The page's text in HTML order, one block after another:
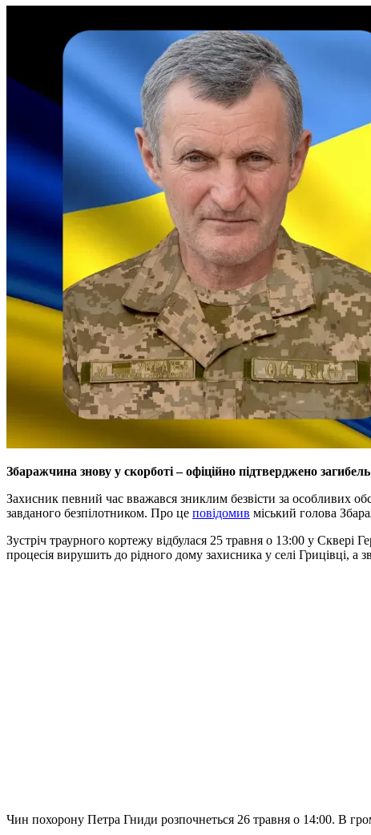
Збаражчина знову у скорботі – офіційно підтверджено
Захисник певний час вважався зниклим безвісти за особливих
завданого безпілотником. Про це повідомив міський голова
Зустріч траурного кортежу відбулася 25 травня о 13:00 у Сквері
процесія вирушить до рідного дому захисника у селі Грицівці,
Чин похорону Петра Гниди розпочнеться 26 травня о 14:00. В